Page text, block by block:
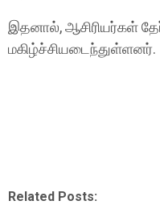
இதனால், ஆசிரியர்கள்
மகிழ்ச்சியடைந்துள்ளனர்.
Related Posts: